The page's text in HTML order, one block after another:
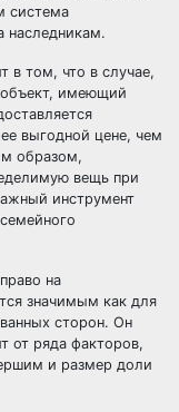
система
наследникам.
в том, что в случае,
объект, имеющий
выгодной цене, чем
образом,
вещь при
инструмент
на
значимым как для
сторон. Он
от ряда факторов,
и размер доли